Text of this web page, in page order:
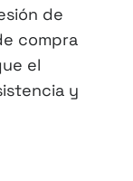
de
compra
el
y